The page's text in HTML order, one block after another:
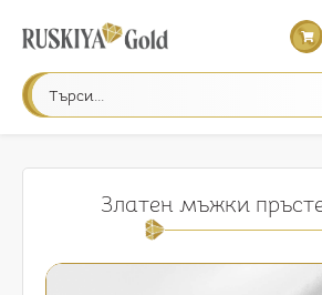
Златен мъжки